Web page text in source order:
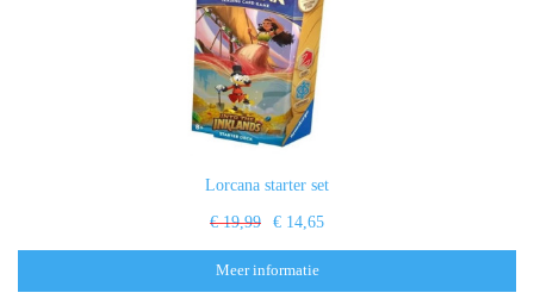
Lorcana starter set
€ 19,99 € 14,65
Meer informatie